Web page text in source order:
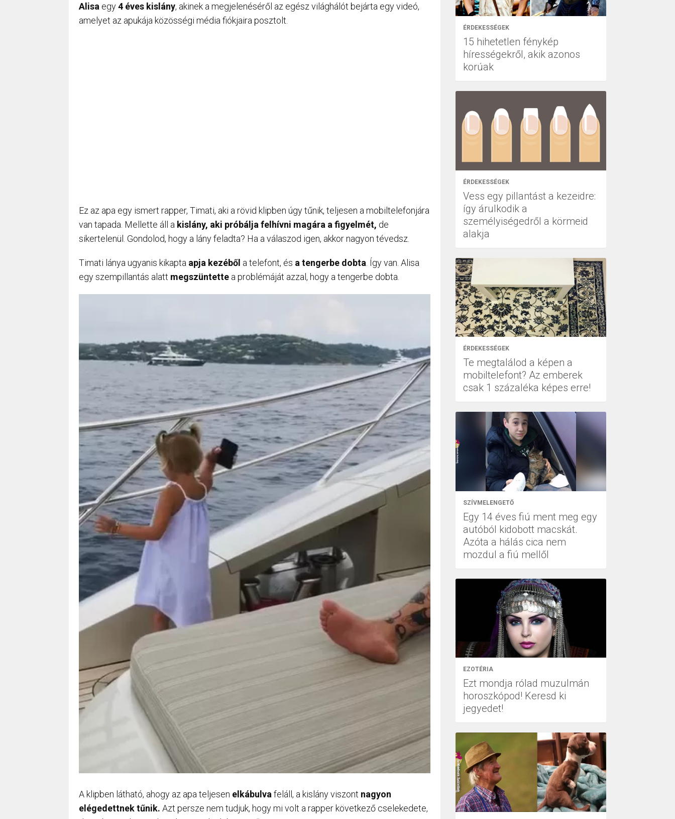
Alisa egy4 éves kislány, akinek a megjelenéséről az egész világhálót bejárta egy videó,
amelyet az apukája közösségi média fiókjaira posztolt.
Ez az apa egy ismert rapper, Timati, aki a rövid klipben úgy tűnik, teljesen a mobiltelefonjára
van tapada. Mellette áll a kislány, aki próbálja felhívni magára a figyelmét, de
sikertelenül. Gondolod, hogy a lány feladta? Ha a válaszod igen, akkor nagyon tévedsz.
Timati lánya ugyanis kikapta apja kezéből a telefont, és a tengerbe dobta . Így van. Alisa
egy szempillantás alatt megszüntette a problémáját azzal, hogy a tengerbe dobta.
A klipben látható, ahogy az apa teljesen elkábulva feláll, a kislány viszont nagyon
elégedettnek tűnik. Azt persze nem tudjuk, hogy mi volt a rapper következő cselekedete,
ÉRDEKESSÉGEK
15 hihetetlen fénykép
hírességekről, akik azonos
korúak
ÉRDEKESSÉGEK
Vess egy pillantást a kezeidre:
így árulkodik a
személyiségedről a körmeid
alakja
ÉRDEKESSÉGEK
Te megtalálod a képen a
mobiltelefont? Az emberek
csak 1 százaléka képes erre!
SZÍVMELENGETŐ
Egy 14 éves fiú ment meg egy
autóból kidobott macskát.
Azóta a hálás cica nem
mozdul a fiú mellől
EZOTÉRIA
Ezt mondja rólad muzulmán
horoszkópod! Keresd ki
jegyedet!